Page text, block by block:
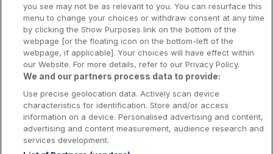
Politique de Cookies
Prévenir la dépendance aux jeux d’argent
Nos rédacteurs
Les jeux d’argent et de hasard sont resérvés aux personnes majeures
you see may not be as relevant to you. You can resurface this
menu to change your choices or withdraw consent at any time
by clicking the Show Purposes link on the bottom of the
webpage [or the floating icon on the bottom-left of the
webpage, if applicable]. Your choices will have effect within
our Website. For more details, refer to our Privacy Policy.
We and our partners process data to provide:
Use precise geolocation data. Actively scan device
characteristics for identification. Store and/or access
information on a device. Personalised advertising and content,
advertising and content measurement, audience research and
services development.